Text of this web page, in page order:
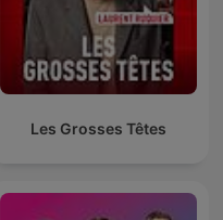
Les Grosses Têtes